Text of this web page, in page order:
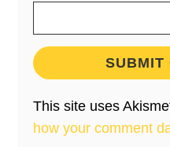
This site uses
how your comment